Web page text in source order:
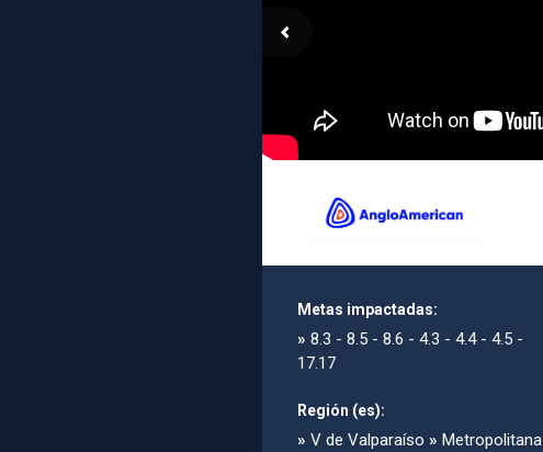
Metas impactadas:
» 8.3 - 8.5 - 8.6 - 4.3 - 4.4 - 4.5 -
17.17
Región (es):
» V de Valparaíso » Metropolitana